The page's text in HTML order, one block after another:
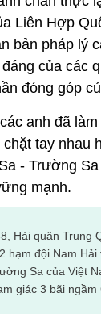
Liên Hợp
bản pháp lý
của các
đóng góp
anh đã
tay nhau
- Trường
mạnh.
Hải quân Trung
hạm đội Nam
Sa của Việt
giác 3 bãi ngầm